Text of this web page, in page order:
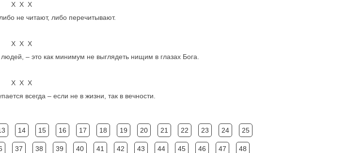
Х Х Х
не читают, либо перечитывают.
Х Х Х
– это как минимум не выглядеть нищим в глазах Бога.
Х Х Х
всегда – если не в жизни, так в вечности.
14 15 16 17 18 19 20 21 22 23 24 25
37 38 39 40 41 42 43 44 45 46 47 48